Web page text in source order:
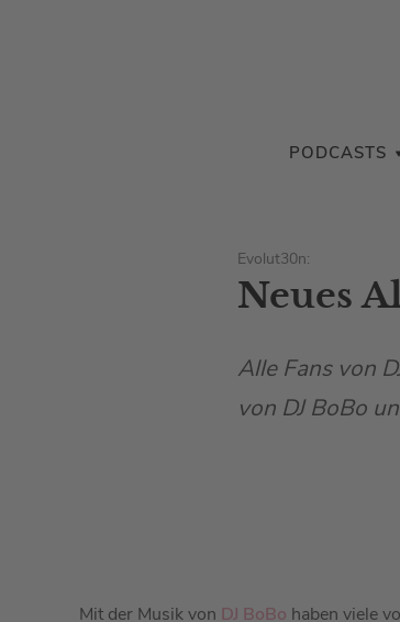
PODCASTS
Evolut30n:
Neues
Alle Fans von
von DJ BoBo
Mit der Musik von DJ BoBo haben viele